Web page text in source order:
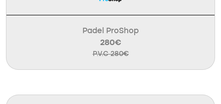
Padel ProShop
280€
P.V.C 280€